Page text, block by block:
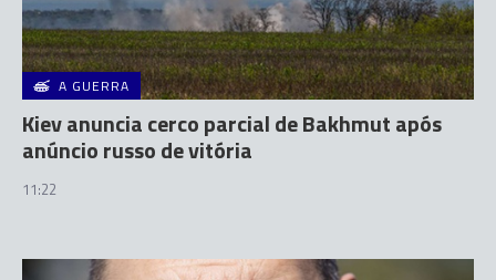
A GUERRA
Kiev anuncia cerco parcial de Bakhmut após
anúncio russo de vitória
11:22